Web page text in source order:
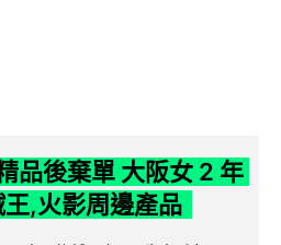
品後棄單 大阪女 2 年
,火影周邊產品